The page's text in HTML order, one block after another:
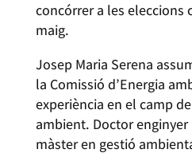
concórrer a les eleccions
maig.
Josep Maria Serena
la Comissió d’Energia
experiència en el camp
ambient. Doctor
màster en gestió